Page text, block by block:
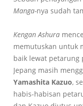
Manga-nya sudah
Kengan Ashura
memutuskan untuk
baik lewat petarung
Jepang masih
Yamashita Kazuo,
habis-habisan